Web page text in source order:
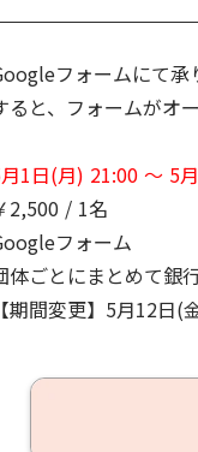
フォームにて承
と、フォームがオ
日(月) 21:00 ～ 5月
/ 1名
フォーム
体ごとにまとめて銀
】5月12日(金)